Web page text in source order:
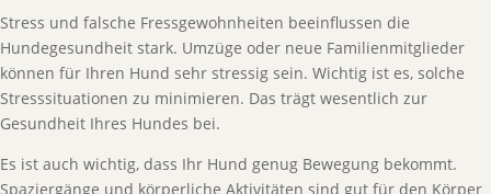
Stress und falsche Fressgewohnheiten beeinflussen die
Hundegesundheit stark. Umzüge oder neue Familienmitglieder
können für Ihren Hund sehr stressig sein. Wichtig ist es, solche
Stresssituationen zu minimieren. Das trägt wesentlich zur
Gesundheit Ihres Hundes bei.
Es ist auch wichtig, dass Ihr Hund genug Bewegung bekommt.
Spaziergänge und körperliche Aktivitäten sind gut für den Körper